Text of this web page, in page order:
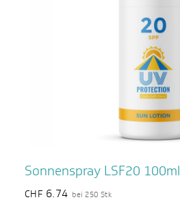
Sonnenspray LSF20 100ml
CHF 6.74 bei 250 Stk